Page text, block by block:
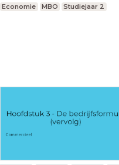
Economie MBO Studiejaar 2